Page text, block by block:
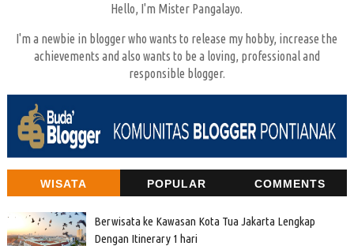
Hello, I'm Mister Pangalayo.
I'm a newbie in blogger who wants to release my hobby, increase the
achievements and also wants to be a loving, professional and
responsible blogger.
WISATA POPULAR COMMENTS
Berwisata ke Kawasan Kota Tua Jakarta Lengkap
Dengan Itinerary 1 hari